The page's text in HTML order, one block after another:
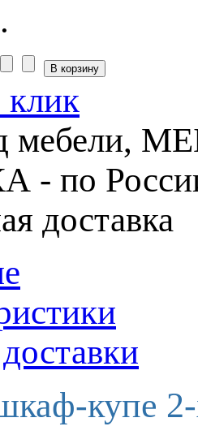
мебели,
- по
доставка
купе